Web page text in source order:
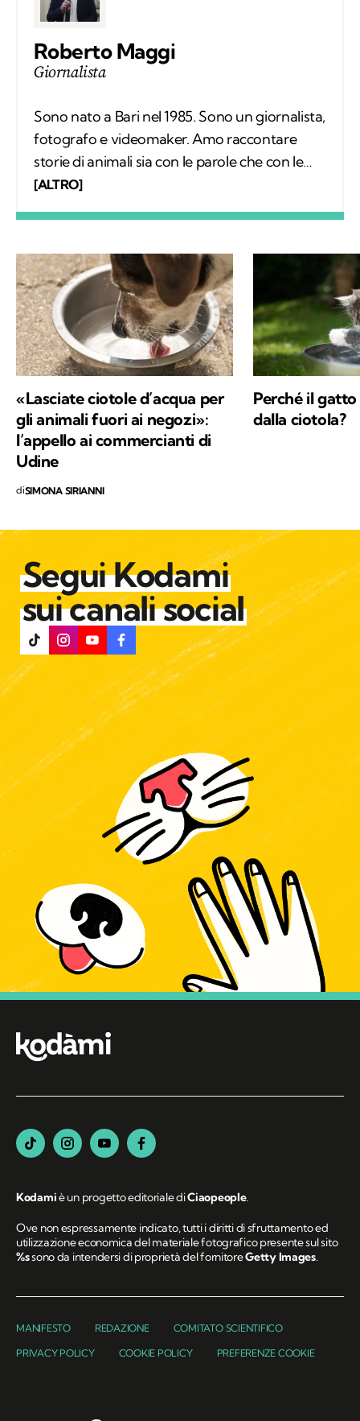
Roberto Maggi
Giornalista
Sono nato a Bari nel 1985. Sono un giornalista,
fotografo e videomaker. Amo raccontare
storie di animali sia con le parole che con le
immagini. Sono laureato in giurisprudenza e
Faccio spesso amicizia con loro quando
viaggio con la mia moto.
[ALTRO]
«Lasciate ciotole d’acqua per
gli animali fuori ai negozi»:
l’appello ai commercianti di
Udine
diSIMONA SIRIANNI
Perché il
dalla ciotola?
Segui Kodami
sui canali social
Kodamiè un progetto editoriale diCiaopeople.
Ove non espressamente indicato, tutti i diritti di sfruttamento ed
utilizzazione economica del materiale fotografico presente sul sito
%ssono da intendersi di proprietà del fornitoreGetty Images.
MANIFESTO REDAZIONE COMITATO SCIENTIFICO
PRIVACY POLICY COOKIE POLICY PREFERENZE COOKIE